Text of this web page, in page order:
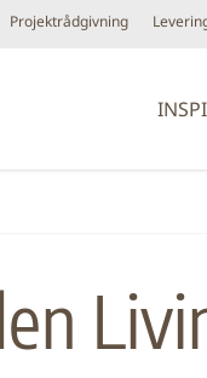
Projektrådgivning
Cassøe